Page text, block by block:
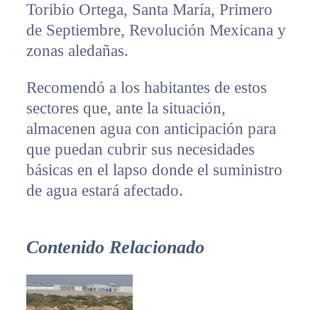
Toribio Ortega, Santa María, Primero
de Septiembre, Revolución Mexicana y
zonas aledañas.
Recomendó a los habitantes de estos
sectores que, ante la situación,
almacenen agua con anticipación para
que puedan cubrir sus necesidades
básicas en el lapso donde el suministro
de agua estará afectado.
Contenido Relacionado